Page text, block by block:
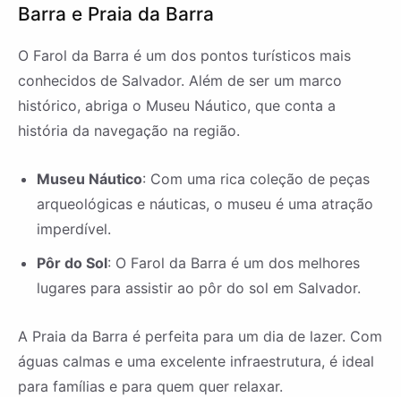
Barra e Praia da Barra
O Farol da Barra é um dos pontos turísticos mais
conhecidos de Salvador. Além de ser um marco
histórico, abriga o Museu Náutico, que conta a
história da navegação na região.
Museu Náutico: Com uma rica coleção de peças
arqueológicas e náuticas, o museu é uma atração
imperdível.
Pôr do Sol: O Farol da Barra é um dos melhores
lugares para assistir ao pôr do sol em Salvador.
A Praia da Barra é perfeita para um dia de lazer. Com
águas calmas e uma excelente infraestrutura, é ideal
para famílias e para quem quer relaxar.